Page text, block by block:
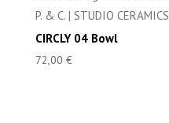
CIRCLY 04 Bowl
72,00 €